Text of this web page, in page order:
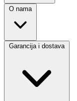
O nama
Garancija i dostava